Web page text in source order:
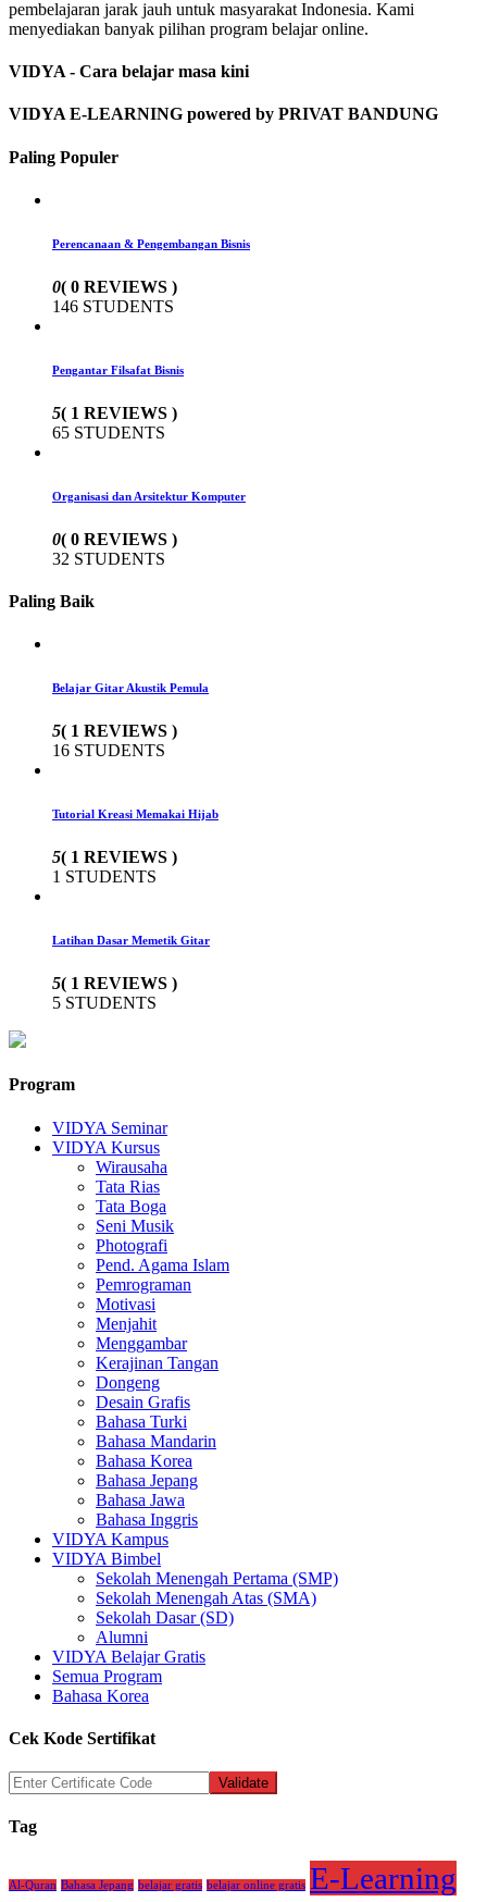
pembelajaran jarak jauh untuk masyarakat Indonesia. Kami
menyediakan banyak pilihan program belajar online.
VIDYA - Cara belajar masa kini
VIDYA E-LEARNING powered by PRIVAT BANDUNG
Paling Populer
Perencanaan & Pengembangan Bisnis
0( 0 REVIEWS )
146 STUDENTS
Pengantar Filsafat Bisnis
5( 1 REVIEWS )
65 STUDENTS
Organisasi dan Arsitektur Komputer
0( 0 REVIEWS )
32 STUDENTS
Paling Baik
Belajar Gitar Akustik Pemula
5( 1 REVIEWS )
16 STUDENTS
Tutorial Kreasi Memakai Hijab
5( 1 REVIEWS )
1 STUDENTS
Latihan Dasar Memetik Gitar
5( 1 REVIEWS )
5 STUDENTS
Program
VIDYA Seminar
VIDYA Kursus
Wirausaha
Tata Rias
Tata Boga
Seni Musik
Photografi
Pend. Agama Islam
Pemrograman
Motivasi
Menjahit
Menggambar
Kerajinan Tangan
Dongeng
Desain Grafis
Bahasa Turki
Bahasa Mandarin
Bahasa Korea
Bahasa Jepang
Bahasa Jawa
Bahasa Inggris
VIDYA Kampus
VIDYA Bimbel
Sekolah Menengah Pertama (SMP)
Sekolah Menengah Atas (SMA)
Sekolah Dasar (SD)
Alumni
VIDYA Belajar Gratis
Semua Program
Bahasa Korea
Cek Kode Sertifikat
Tag
Al-Quran Bahasa Jepang belajar gratis belajar online gratis E-Learning